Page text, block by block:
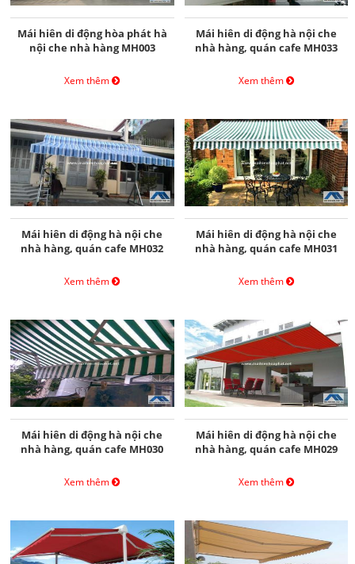
Mái hiên di động hòa phát hà
nội che nhà hàng MH003
Xem thêm
Mái hiên di động hà nội che
nhà hàng, quán cafe MH033
Xem thêm
Mái hiên di động hà nội che
nhà hàng, quán cafe MH032
Xem thêm
Mái hiên di động hà nội che
nhà hàng, quán cafe MH031
Xem thêm
Mái hiên di động hà nội che
nhà hàng, quán cafe MH030
Xem thêm
Mái hiên di động hà nội che
nhà hàng, quán cafe MH029
Xem thêm